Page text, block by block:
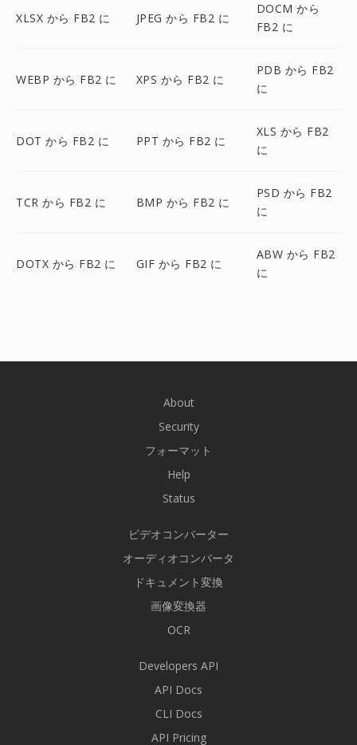
XLSX から FB2 に JPEG から FB2 に
DOCM から
FB2 に
WEBP から FB2 に XPS から FB2 に
PDB から FB2
に
DOT から FB2 に PPT から FB2 に
XLS から FB2
に
TCR から FB2 に BMP から FB2 に
PSD から FB2
に
DOTX から FB2 に GIF から FB2 に
ABW から FB2
に
About
Security
フォーマット
Help
Status
ビデオコンバーター
オーディオコンバータ
ドキュメント変換
画像変換器
OCR
Developers API
API Docs
CLI Docs
API Pricing